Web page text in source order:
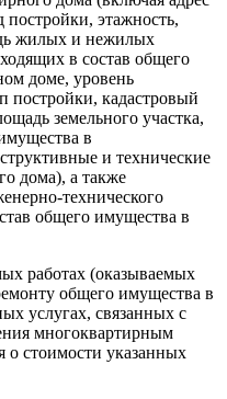
постройки, этажность,
жилых и нежилых
в состав общего
доме, уровень
постройки, кадастровый
земельного участка,
в
и технические
дома), а также
технического
общего имущества в
работах (оказываемых
общего имущества в
услугах, связанных с
многоквартирным
о стоимости указанных